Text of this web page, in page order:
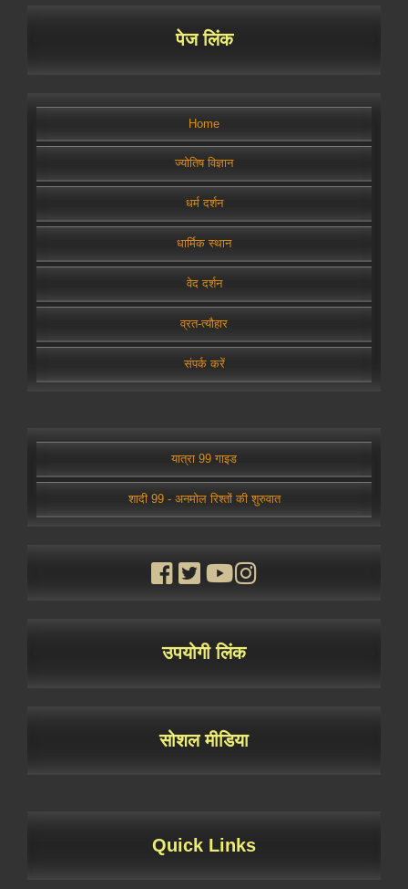
पेज लिंक
Home
ज्योतिष विज्ञान
धर्म दर्शन
धार्मिक स्थान
वेद दर्शन
व्रत-त्यौहार
संपर्क करें
यात्रा 99 गाइड
शादी 99 - अनमोल रिश्तों की शुरुवात
उपयोगी लिंक
सोशल मीडिया
Quick Links